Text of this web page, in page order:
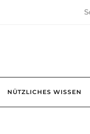
NÜTZLICHES WISSEN